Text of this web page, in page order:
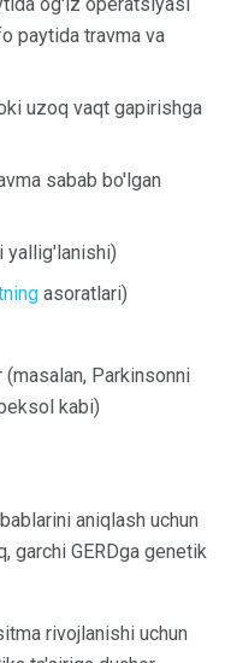
paytida travma va
uzoq vaqt gapirishga
sabab bo'lgan
yallig'lanishi)
asoratlari)
Parkinsonni
kabi)
aniqlash uchun
garchi GERDga genetik
rivojlanishi uchun